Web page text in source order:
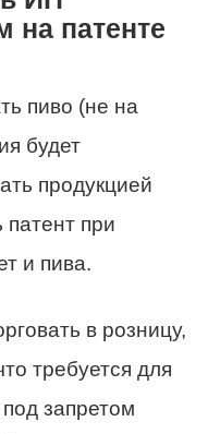
на патенте
пиво (не на
будет
продукцией
патент при
и пива.
в розницу,
требуется для
запретом